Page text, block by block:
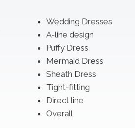
Wedding Dresses
A-line design
Puffy Dress
Mermaid Dress
Sheath Dress
Tight-fitting
Direct line
Overall